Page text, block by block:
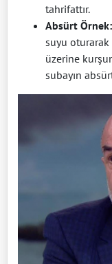
tahrifattır.
Absürt Örnek:
suyu oturarak
üzerine
subayın